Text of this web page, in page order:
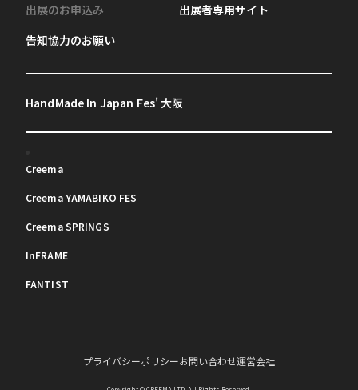
出展のお申込み
告知協力のお願い
出展者専用サイト
HandMade In Japan Fes' 大阪
Creema
Creema YAMABIKO FES
Creema SPRINGS
InFRAME
FANTIST
プライバシーポリシーお問い合わせ運営会社